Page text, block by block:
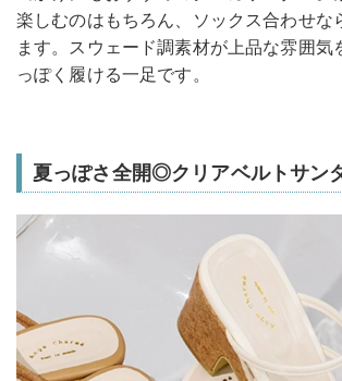
楽しむのはもちろん、ソックス合わせな
ます。スウェード調素材が上品な雰囲気
っぽく履ける一足です。
夏っぽさ全開◎クリアベルトサン